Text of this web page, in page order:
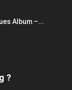
Album –...
?